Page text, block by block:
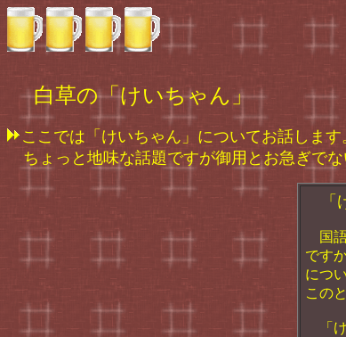
白草の「けいちゃん」
ここでは「けいちゃん」についてお話します
ちょっと地味な話題ですが御用とお急ぎでな
「
国語
です
につ
この
「け